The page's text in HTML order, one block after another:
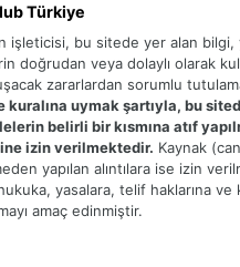
Türkiye
işleticisi, bu sitede yer alan bilgi,
doğrudan veya dolaylı olarak
zararlardan sorumlu
kuralına uymak şartıyla, bu
belirli bir kısmına atıf
izin verilmektedir. Kaynak
yapılan alıntılara ise izin
yasalara, telif haklarına ve
amaç edinmiştir.